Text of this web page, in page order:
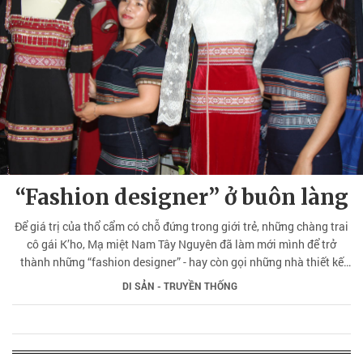
“Fashion designer” ở buôn làng
Để giá trị của thổ cẩm có chỗ đứng trong giới trẻ, những chàng trai
cô gái K’ho, Mạ miệt Nam Tây Nguyên đã làm mới mình để trở
thành những “fashion designer” - hay còn gọi những nhà thiết kế
thời trang cho thổ cẩm.
DI SẢN - TRUYỀN THỐNG